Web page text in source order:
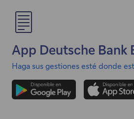
l
e
l
a
e
a
App Deutsche Bank
Haga sus gestiones esté donde